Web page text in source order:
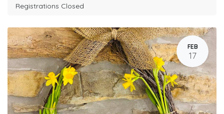
Registrations Closed
FEB
17